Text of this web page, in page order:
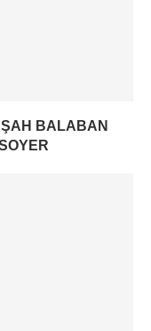
BALABAN